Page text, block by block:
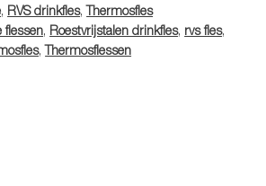
, RVS drinkfles,Thermosfles
flessen, Roestvrijstalen drinkfles, rvs fles,
,Thermosflessen